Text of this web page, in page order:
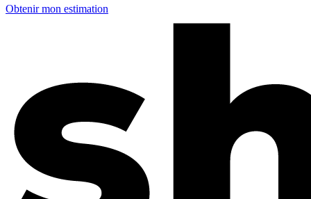
Obtenir mon estimation